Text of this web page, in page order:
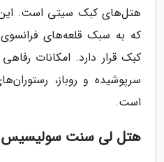
هتل‌های کبک سیتی است. این
که به سبک قلعه‌های
کبک قرار دارد. امکانات
سرپوشیده و روباز،
است.
هتل لی سنت سولیسیس